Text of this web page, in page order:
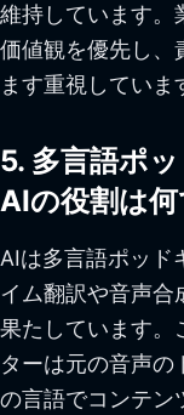
維持しています。
価値観を優先し、
ます重視していま
5. 多言語ポ
AIの役割は何
AIは多言語ポッド
イム翻訳や音声合
果たしています。
ターは元の音声の
の言語でコンテン